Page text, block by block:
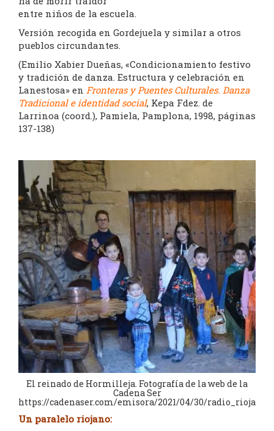
entre niños de la escuela.
Versión recogida en Gordejuela y similar a otros
pueblos circundantes.
(Emilio Xabier Dueñas, «Condicionamiento festivo
y tradición de danza. Estructura y celebración en
Lanestosa» en Fronteras y Puentes Culturales. Danza
Tradicional e identidad social, Kepa Fdez. de
Larrinoa (coord.), Pamiela, Pamplona, 1998, páginas
137-138)
El reinado de Hormilleja. Fotografía de la web de la
Cadena Ser
https://cadenaser.com/emisora/2021/04/30/radio_rioja/
Un paralelo riojano: